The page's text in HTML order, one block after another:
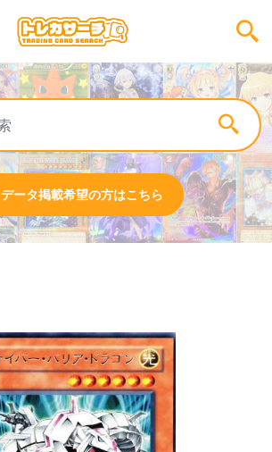
データ掲載希望の方はこちら